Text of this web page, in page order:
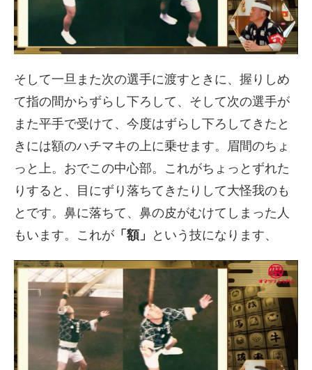
そして一旦また次の選手に渡すときに、握りしめ
て指の間からずらし下ろして、そして次の選手が
また平手で受けて、今度はずらし下ろしてきたと
きには額のハチマキの上に乗せます。眉間のちょ
っと上。おでこの中心部。これがちょっとずれた
りすると、目にずり落ちてきたりして大怪我のも
とです。鼻に落ちて、鼻の皮がむけてしまった人
もいます。これが 「額」 という技になります、